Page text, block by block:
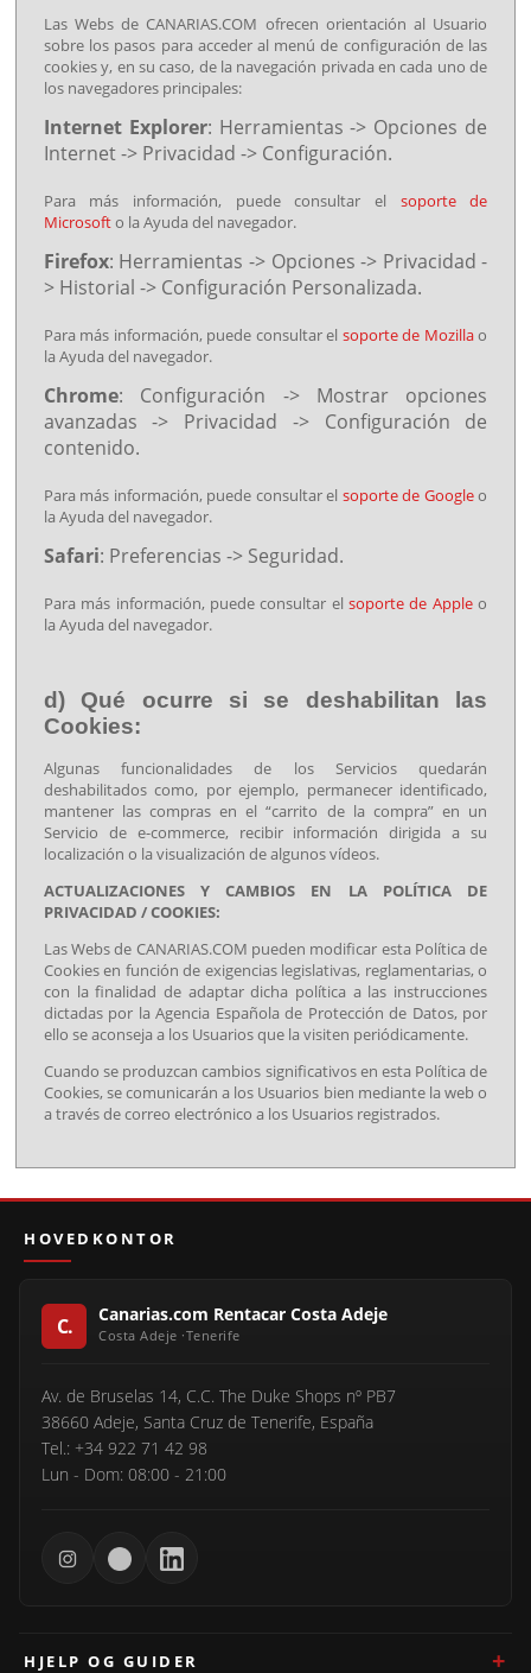
Las Webs de CANARIAS.COM ofrecen orientación al Usuario
sobre los pasos para acceder al menú de configuración de las
cookies y, en su caso, de la navegación privada en cada uno de
los navegadores principales:
Internet Explorer: Herramientas -> Opciones de
Internet -> Privacidad -> Configuración.
Para más información, puede consultar el
soporte de
Microsofto la Ayuda del navegador.
Firefox: Herramientas -> Opciones -> Privacidad -
> Historial -> Configuración Personalizada.
Para más información, puede consultar el soporte de Mozillao
la Ayuda del navegador.
Chrome: Configuración -> Mostrar opciones
avanzadas -> Privacidad -> Configuración de
contenido.
Para más información, puede consultar el soporte de Googleo
la Ayuda del navegador.
Safari: Preferencias -> Seguridad.
Para más información, puede consultar el soporte de Apple o
la Ayuda del navegador.
d) Qué ocurre si se deshabilitan las
Cookies:
Algunas funcionalidades de los Servicios quedarán
deshabilitados como, por ejemplo, permanecer identificado,
mantener las compras en el “carrito de la compra” en un
Servicio de e-commerce, recibir información dirigida a su
localización o la visualización de algunos vídeos.
ACTUALIZACIONES Y CAMBIOS EN LA POLÍTICA DE
PRIVACIDAD / COOKIES:
Las Webs de CANARIAS.COM pueden modificar esta Política de
Cookies en función de exigencias legislativas, reglamentarias, o
con la finalidad de adaptar dicha política a las instrucciones
dictadas por la Agencia Española de Protección de Datos, por
ello se aconseja a los Usuarios que la visiten periódicamente.
Cuando se produzcan cambios significativos en esta Política de
Cookies, se comunicarán a los Usuarios bien mediante la web o
a través de correo electrónico a los Usuarios registrados.
HOVEDKONTOR
Canarias.com Rentacar Costa Adeje
Av. de Bruselas 14, C.C. The Duke Shops nº PB7
38660 Adeje, Santa Cruz de Tenerife, España
Tel.: +34 922 71 42 98
Lun - Dom: 08:00 - 21:00
HJELP OG GUIDER